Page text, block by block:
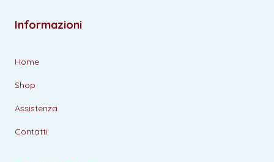
Informazioni
Home
Shop
Assistenza
Contatti